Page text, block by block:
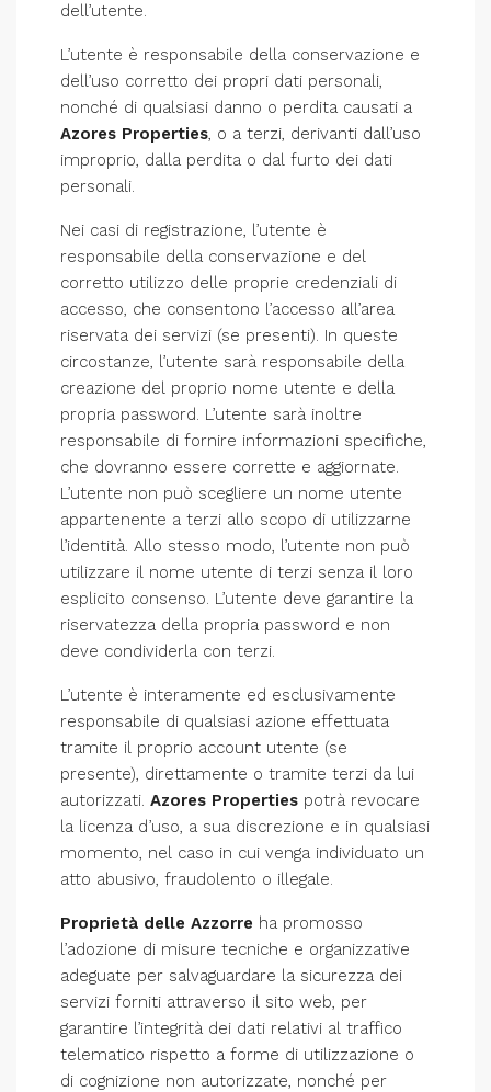
dell’utente.
L’utente è responsabile della conservazione e
dell’uso corretto dei propri dati personali,
nonché di qualsiasi danno o perdita causati a
Azores Properties, o a terzi, derivanti dall’uso
improprio, dalla perdita o dal furto dei dati
personali.
Nei casi di registrazione, l’utente è
responsabile della conservazione e del
corretto utilizzo delle proprie credenziali di
accesso, che consentono l’accesso all’area
riservata dei servizi (se presenti). In queste
circostanze, l’utente sarà responsabile della
creazione del proprio nome utente e della
propria password. L’utente sarà inoltre
responsabile di fornire informazioni specifiche,
che dovranno essere corrette e aggiornate.
L’utente non può scegliere un nome utente
appartenente a terzi allo scopo di utilizzarne
l’identità. Allo stesso modo, l’utente non può
utilizzare il nome utente di terzi senza il loro
esplicito consenso. L’utente deve garantire la
riservatezza della propria password e non
deve condividerla con terzi.
L’utente è interamente ed esclusivamente
responsabile di qualsiasi azione effettuata
tramite il proprio account utente (se
presente), direttamente o tramite terzi da lui
autorizzati. Azores Properties potrà revocare
la licenza d’uso, a sua discrezione e in qualsiasi
momento, nel caso in cui venga individuato un
atto abusivo, fraudolento o illegale.
Proprietà delle Azzorre ha promosso
l’adozione di misure tecniche e organizzative
adeguate per salvaguardare la sicurezza dei
servizi forniti attraverso il sito web, per
garantire l’integrità dei dati relativi al traffico
telematico rispetto a forme di utilizzazione o
di cognizione non autorizzate, nonché per